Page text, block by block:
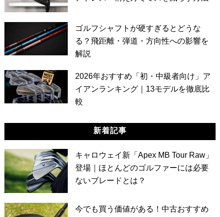
ゴルフシャフトが硬すぎるとどうな
る？飛距離・弾道・方向性への影響を
解説
2026年おすすめ「初・中級者向け」ア
イアンランキング｜13モデルを徹底比
較
新着記事
キャロウェイ新「Apex MB Tour Raw」
登場｜ほとんどのゴルファーには必要
ないブレードとは？
今でも買う価値がある！中古おすすめ